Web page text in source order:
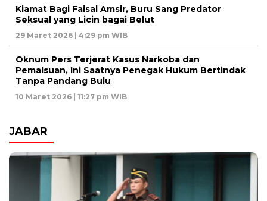
Kiamat Bagi Faisal Amsir, Buru Sang Predator
Seksual yang Licin bagai Belut
29 Maret 2026 | 4:29 pm WIB
Oknum Pers Terjerat Kasus Narkoba dan
Pemalsuan, Ini Saatnya Penegak Hukum Bertindak
Tanpa Pandang Bulu
10 Maret 2026 | 11:27 pm WIB
JABAR